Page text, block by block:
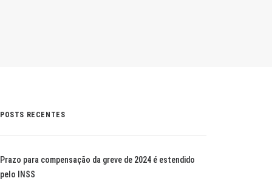
POSTS RECENTES
Prazo para compensação da greve de 2024 é estendido
pelo INSS